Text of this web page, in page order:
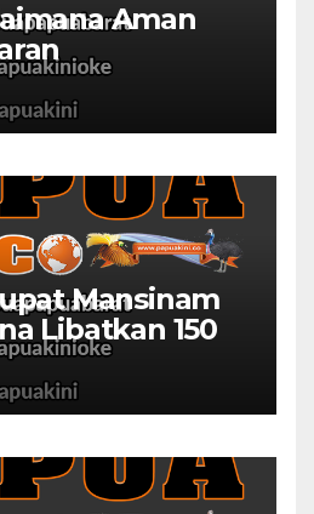
Aman
Mansinam
Libatkan 150